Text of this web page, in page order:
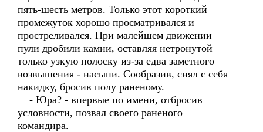
пять-шесть метров. Только этот короткий
промежуток хорошо просматривался и
простреливался. При малейшем движении
пули дробили камни, оставляя нетронутой
только узкую полоску из-за едва заметного
возвышения - насыпи. Сообразив, снял с себя
накидку, бросив полу раненому.
- Юра? - впервые по имени, отбросив
условности, позвал своего раненого
командира.